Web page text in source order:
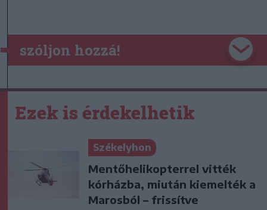
szóljon hozzá!
Ezek is érdekelhetik
Székelyhon
Mentőhelikopterrel vitték
kórházba, miután kiemelték a
Marosból – frissítve